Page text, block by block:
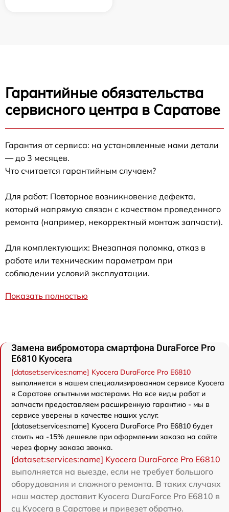
Гарантийные обязательства
сервисного центра в Саратове
Гарантия от сервиса: на установленные нами детали
— до 3 месяцев.
Что считается гарантийным случаем?
Для работ: Повторное возникновение дефекта,
который напрямую связан с качеством проведенного
ремонта (например, некорректный монтаж запчасти).
Для комплектующих: Внезапная поломка, отказ в
работе или техническим параметрам при
соблюдении условий эксплуатации.
Показать полностью
Замена вибромотора смартфона DuraForce Pro
E6810 Kyocera
[dataset:services:name] Kyocera DuraForce Pro E6810
выполняется в нашем специализированном сервисе Kyocera
в Саратове опытными мастерами. На все виды работ и
запчасти предоставляем расширенную гарантию - мы в
сервисе уверены в качестве наших услуг.
[dataset:services:name] Kyocera DuraForce Pro E6810 будет
стоить на -15% дешевле при оформлении заказа на сайте
через форму заказа звонка.
[dataset:services:name] Kyocera DuraForce Pro E6810
выполняется на выезде, если не требует большого
оборудования и сложного ремонта. В таких случаях
наш мастер доставит Kyocera DuraForce Pro E6810 в
сц Kyocera в Саратове и привезет обратно.